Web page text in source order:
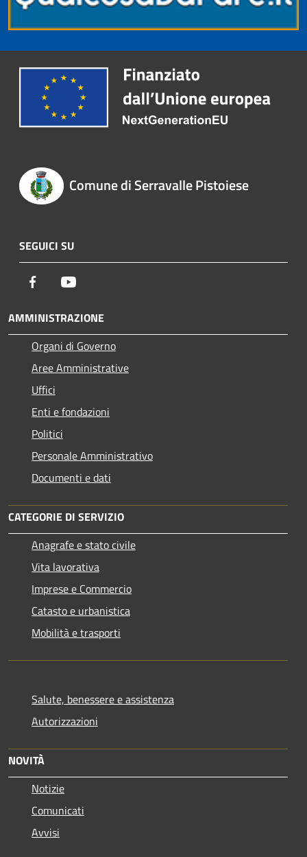
Comune di Serravalle Pistoiese
SEGUICI SU
Facebook
AMMINISTRAZIONE
Organi di Governo
Aree Amministrative
Uffici
Enti e fondazioni
Politici
Personale Amministrativo
Documenti e dati
CATEGORIE DI SERVIZIO
Anagrafe e stato civile
Vita lavorativa
Imprese e Commercio
Catasto e urbanistica
Mobilità e trasporti
Salute, benessere e assistenza
Autorizzazioni
NOVITÀ
Notizie
Comunicati
Avvisi